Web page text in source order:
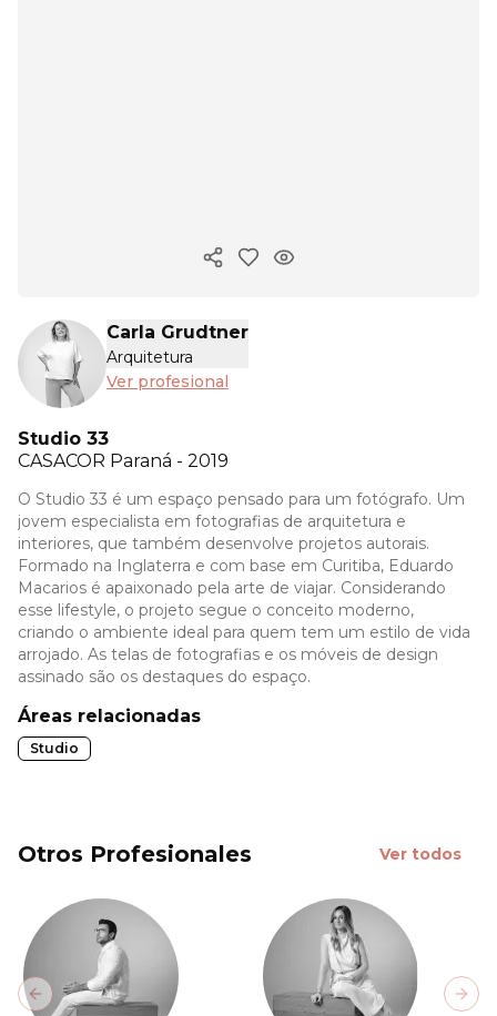
Copiar enlace
Carla Grudtner
Arquitetura
Ver profesional
Studio 33
CASACOR Paraná - 2019
O Studio 33 é um espaço pensado para um fotógrafo. Um
jovem especialista em fotografias de arquitetura e
interiores, que também desenvolve projetos autorais.
Formado na Inglaterra e com base em Curitiba, Eduardo
Macarios é apaixonado pela arte de viajar. Considerando
esse lifestyle, o projeto segue o conceito moderno,
criando o ambiente ideal para quem tem um estilo de vida
arrojado. As telas de fotografias e os móveis de design
assinado são os destaques do espaço.
Áreas relacionadas
Studio
Otros Profesionales Ver todos
Previous slide